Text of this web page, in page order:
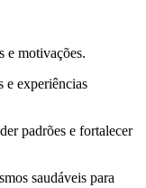
e motivações.
e experiências
padrões e fortalecer
saudáveis para